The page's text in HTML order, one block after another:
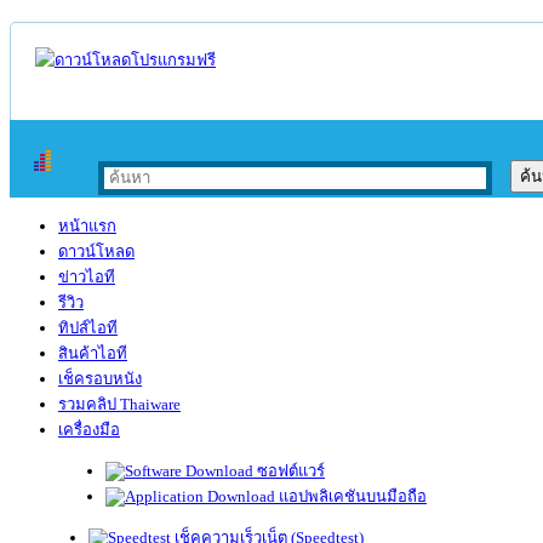
หน้าแรก
ดาวน์โหลด
ข่าวไอที
รีวิว
ทิปส์ไอที
สินค้าไอที
เช็ครอบหนัง
รวมคลิป Thaiware
เครื่องมือ
ซอฟต์แวร์
แอปพลิเคชันบนมือถือ
เช็คความเร็วเน็ต (Speedtest)